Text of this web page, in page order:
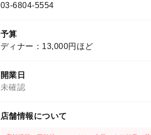
03-6804-5554
予算
ディナー：13,000円ほど
開業日
未確認
店舗情報について